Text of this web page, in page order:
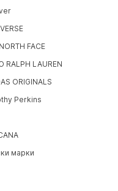
FACE
RALPH LAUREN
ORIGINALS
Perkins
марки